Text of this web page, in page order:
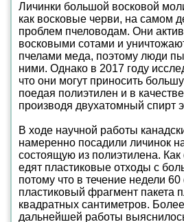
Личинки большой восковой
как восковые черви, на самом
проблем пчеловодам. Они
восковыми сотами и
пчелами меда, поэтому люди
ними. Однако в 2017 году
что они могут приносить
поедая полиэтилен и в
производя двухатомный спирт
В ходе научной работы
намеренно посадили личинок
состоящую из полиэтилена. Как
едят пластиковые отходы с
потому что в течение недели
пластиковый фрагмент пакета
квадратных сантиметров.
дальнейшей работы